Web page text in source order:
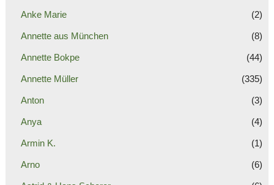
Anke Marie (2)
Annette aus München (8)
Annette Bokpe (44)
Annette Müller (335)
Anton (3)
Anya (4)
Armin K. (1)
Arno (6)